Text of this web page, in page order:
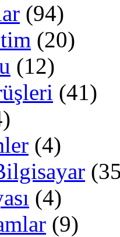
(94)
(20)
(12)
(41)
(4)
(4)
(9)